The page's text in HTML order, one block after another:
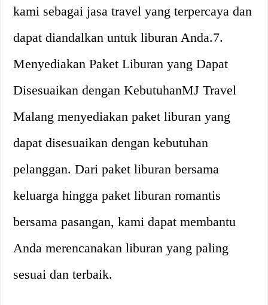
kami sebagai jasa travel yang terpercaya dan
dapat diandalkan untuk liburan Anda.7.
Menyediakan Paket Liburan yang Dapat
Disesuaikan dengan KebutuhanMJ Travel
Malang menyediakan paket liburan yang
dapat disesuaikan dengan kebutuhan
pelanggan. Dari paket liburan bersama
keluarga hingga paket liburan romantis
bersama pasangan, kami dapat membantu
Anda merencanakan liburan yang paling
sesuai dan terbaik.